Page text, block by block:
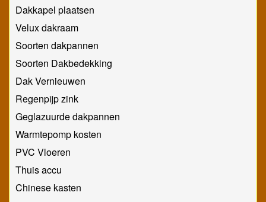
Dakkapel plaatsen
Velux dakraam
Soorten dakpannen
Soorten Dakbedekking
Dak Vernieuwen
Regenpijp zink
Geglazuurde dakpannen
Warmtepomp kosten
PVC Vloeren
Thuis accu
Chinese kasten